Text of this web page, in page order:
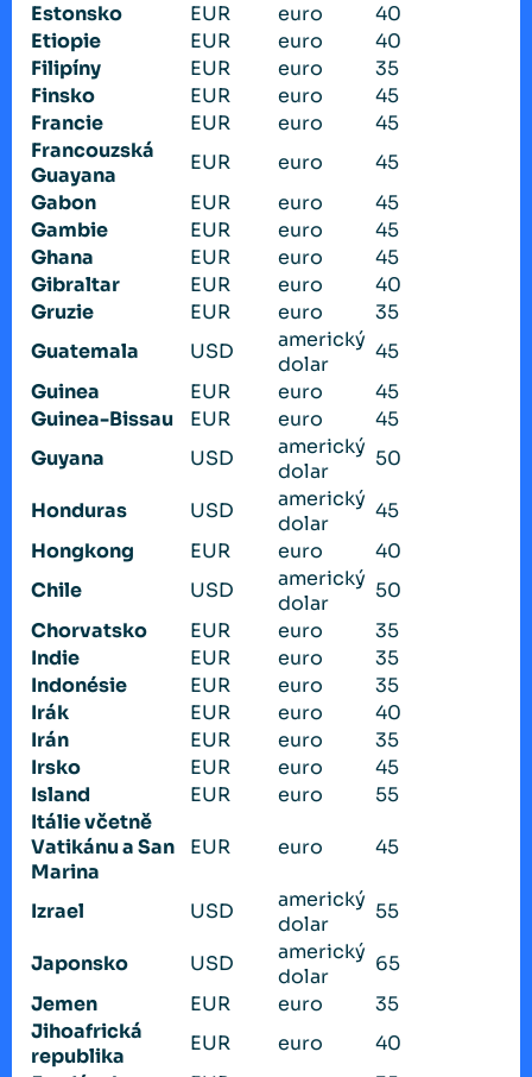
Estonsko
EUR euro
40
Etiopie
EUR euro
40
Filipíny
EUR euro
35
Finsko
EUR euro
45
Francie
EUR euro
45
Francouzská
Guayana
EUR euro
45
Gabon
EUR euro
45
Gambie
EUR euro
45
Ghana
EUR euro
45
Gibraltar
EUR euro
40
Gruzie
EUR euro
35
Guatemala
USD
americký
dolar
45
Guinea
EUR euro
45
Guinea-Bissau
EUR euro
45
Guyana
USD
americký
dolar
50
Honduras USD
americký
dolar
45
Hongkong
EUR euro
40
Chile
USD
americký
dolar
50
Chorvatsko
EUR euro
35
Indie
EUR euro
35
Indonésie
EUR euro
35
Irák
EUR euro
40
Irán
EUR euro
35
Irsko
EUR euro
45
Island
EUR euro
55
Itálie včetně
Vatikánu a San
Marina
EUR euro 45
Izrael USD
americký
dolar
55
Japonsko USD
americký
dolar
65
Jemen
EUR euro
35
Jihoafrická
republika
EUR euro
40